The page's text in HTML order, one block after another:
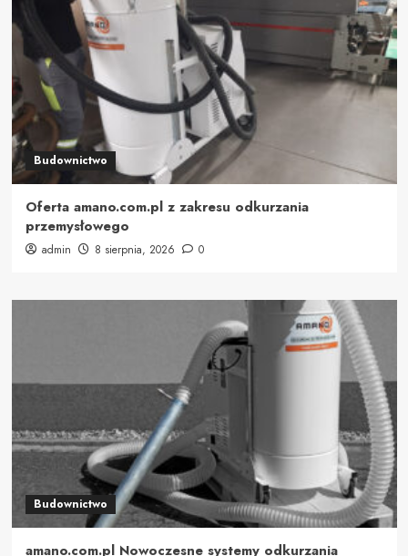
Budownictwo
Oferta amano.com.pl z zakresu odkurzania
przemysłowego
admin 8 sierpnia, 2026 0
Budownictwo
amano.com.pl Nowoczesne systemy odkurzania